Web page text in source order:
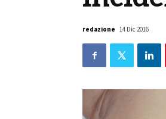
redazione 14 Dic 2016